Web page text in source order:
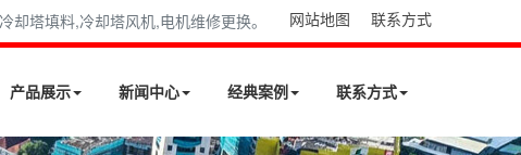
塔填料,冷却塔风机,电机维修更换。 网站地图 联系方式
产品展示 新闻中心 经典案例 联系方式